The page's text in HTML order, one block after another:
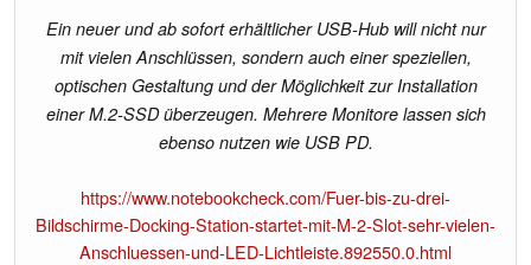
Ein neuer und ab sofort erhältlicher USB-Hub will nicht nur
mit vielen Anschlüssen, sondern auch einer speziellen,
optischen Gestaltung und der Möglichkeit zur Installation
einer M.2-SSD überzeugen. Mehrere Monitore lassen sich
ebenso nutzen wie USB PD.
https://www.notebookcheck.com/Fuer-bis-zu-drei-
Bildschirme-Docking-Station-startet-mit-M-2-Slot-sehr-vielen-
Anschluessen-und-LED-Lichtleiste.892550.0.html